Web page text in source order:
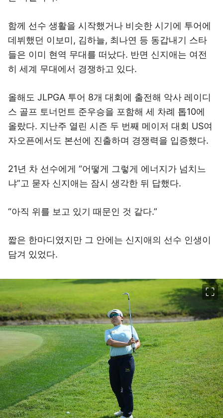
함께 선수 생활을 시작했거나 비슷한 시기에 투어에
데뷔했던 이보미, 김하늘, 최나연 등 동갑내기 스타
들은 이미 현역 무대를 떠났다. 반면 신지애는 여전
히 세계 무대에서 경쟁하고 있다.
올해도 JLPGA 투어 8개 대회에 출전해 악사 레이디
스 골프 토너먼트 준우승을 포함해 세 차례 톱10에
올랐다. 지난주 열린 시즌 두 번째 메이저 대회 US여
자오픈에서도 본선에 진출하며 경쟁력을 입증했다.
21년 차 선수에게 “어떻게 그렇게 에너지가 넘치느
냐”고 묻자 신지애는 잠시 생각한 뒤 답했다.
“아직 위를 보고 있기 때문인 것 같다.”
짧은 한마디였지만 그 안에는 신지애의 선수 인생이
담겨 있었다.